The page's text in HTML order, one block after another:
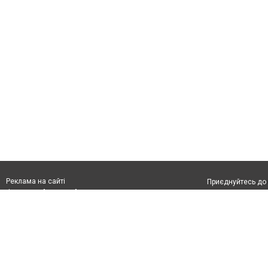
Реклама на сайті
Франшиза "CitySites"
Приєднуйтесь до